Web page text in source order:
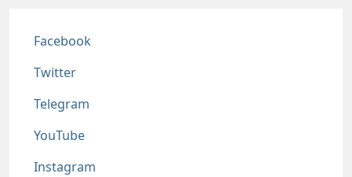
Соц сети
Facebook
Twitter
Telegram
YouTube
Instagram